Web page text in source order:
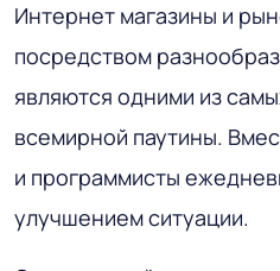
Интернет магазины и
посредством
являются одними из
всемирной паутины.
и программисты
улучшением ситуации.